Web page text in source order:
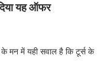
यह ऑफर
मन में यही सवाल है कि टूर्स के